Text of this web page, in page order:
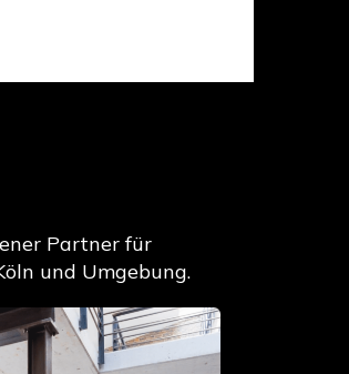
Partner für
und Umgebung.